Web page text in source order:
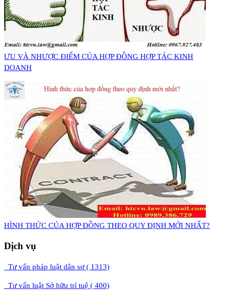
ƯU VÀ NHƯỢC ĐIỂM CỦA HỢP ĐỒNG HỢP TÁC KINH
DOANH
​HÌNH THỨC CỦA HỢP ĐỒNG THEO QUY ĐỊNH MỚI NHẤT?
Dịch vụ
Tư vấn pháp luật dân sự ( 1313)
Tư vấn luật Sở hữu trí tuệ ( 400)